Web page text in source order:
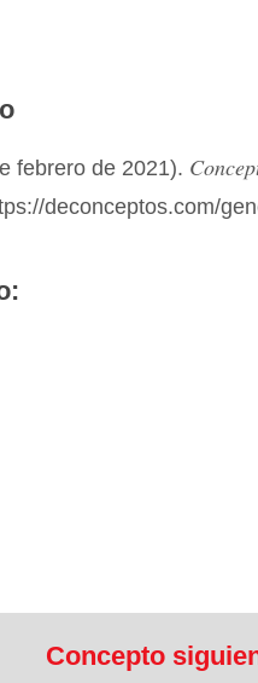
febrero de 2021).
deconceptos.com/
Concepto